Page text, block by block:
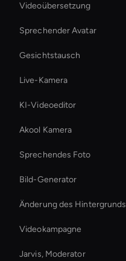
Videoübersetzung
Sprechender Avatar
Gesichtstausch
Live-Kamera
KI-Videoeditor
Akool Kamera
Sprechendes Foto
Bild-Generator
Änderung des Hintergrunds
Videokampagne
Jarvis, Moderator